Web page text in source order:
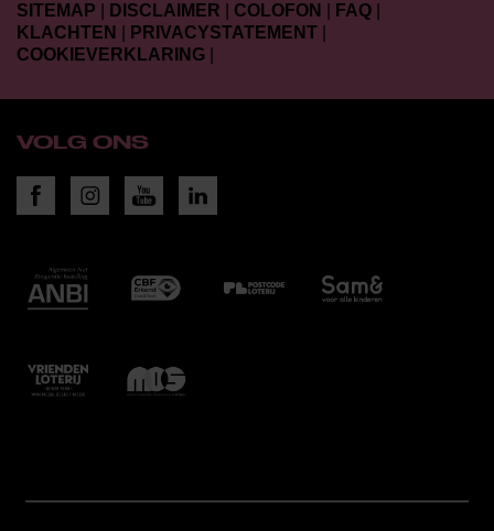
SITEMAP
DISCLAIMER COLOFON FAQ
KLACHTEN
PRIVACYSTATEMENT
COOKIEVERKLARING
VOLG ONS